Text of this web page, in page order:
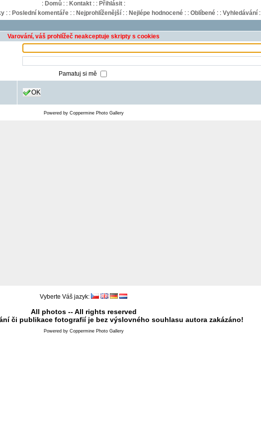
: Domů : : Kontakt : : Přihlásit :
: : Poslední komentáře: : Nejprohlíženější: : Nejlépe hodnocené: : Oblíbené: : Vyhledávání:
Varování, váš prohlížeč neakceptuje skripty s cookies
Pamatuj si mě
OK
Powered by Coppermine Photo Gallery
Vyberte Váš jazyk:
All photos -- All rights reserved
či publikace fotografií je bez výslovného souhlasu autora zakázáno!
Powered by Coppermine Photo Gallery